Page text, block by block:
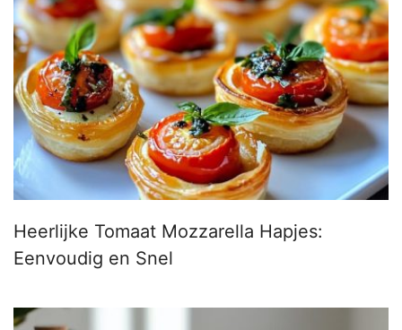
Heerlijke Tomaat Mozzarella Hapjes:
Eenvoudig en Snel